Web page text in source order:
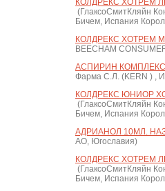
КОЛДРЕКС ХОТРЕМ
(ГлаксоСмитКляйн
Бичем, Испания
КОЛДРЕКС ХОТРЕМ
BEECHAM
АСПИРИН
Фарма С.Л. (KERN ) ,
КОЛДРЕКС ЮНИОР
(ГлаксоСмитКляйн
Бичем, Испания
АДРИАНОЛ 10МЛ.
АО, Югославия)
КОЛДРЕКС ХОТРЕМ
(ГлаксоСмитКляйн
Бичем, Испания